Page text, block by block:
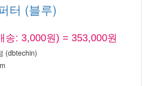
터 (블루)
송: 3,000원) = 353,000원
(dbtechin)